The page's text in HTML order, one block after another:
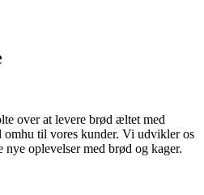
over at levere brød æltet med
til vores kunder. Vi udvikler os
oplevelser med brød og kager.